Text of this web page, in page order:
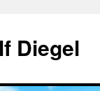
Diegel